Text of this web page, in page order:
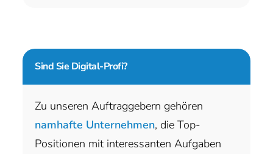
Sind Sie Digital-Profi?
Zu unseren Auftraggebern gehören
namhafte Unternehmen, die Top-
Positionen mit interessanten Aufgaben